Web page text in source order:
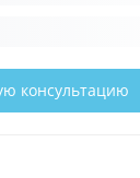
консультацию